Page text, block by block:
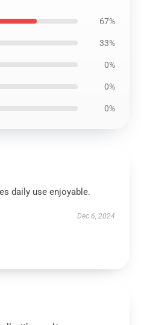
67%
33%
0%
0%
0%
daily use enjoyable.
Dec 6, 2024